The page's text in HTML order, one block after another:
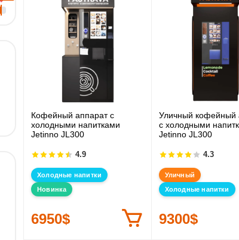
Кофейный аппарат с
холодными напитками
Jetinno JL300
4.9
Холодные напитки
Новинка
6950$
Уличный кофейный
с холодными
Jetinno JL300
4.3
Уличный
Холодные напитки
9300$